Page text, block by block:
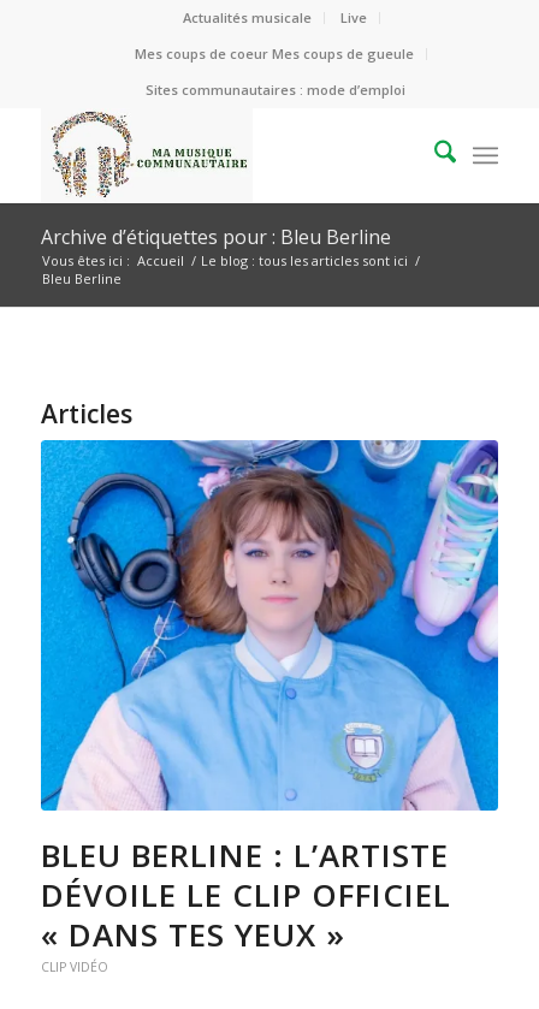
Actualités musicale
Live
Mes coups de coeur Mes coups de gueule
Sites communautaires : mode d’emploi
Archive d’étiquettes pour : Bleu Berline
Vous êtes ici : Accueil / Le blog : tous les articles sont ici /
Bleu Berline
Articles
BLEU BERLINE : L’ARTISTE
DÉVOILE LE CLIP OFFICIEL
« DANS TES YEUX »
CLIP VIDÉO